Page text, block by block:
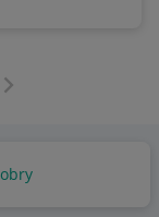
Następna strona